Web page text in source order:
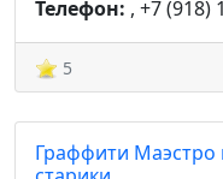
Телефон: , +7 (918)
5
Граффити Маэстро